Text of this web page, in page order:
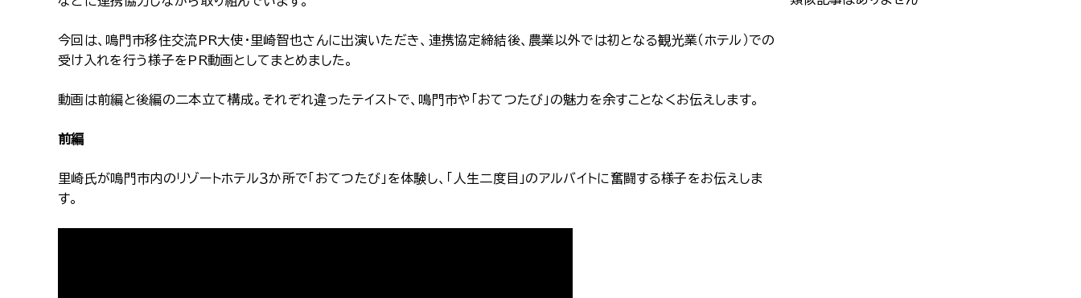
今回は、鳴門市移住交流PR大使・里崎智也さんに出演いただき、連携協定締結後、農業以外では初となる観光業（ホテル）での
受け入れを行う様子をPR動画としてまとめました。
動画は前編と後編の二本立て構成。それぞれ違ったテイストで、鳴門市や「おてつたび」の魅力を余すことなくお伝えします。
前編
里崎氏が鳴門市内のリゾートホテル３か所で「おてつたび」を体験し、「人生二度目」のアルバイトに奮闘する様子をお伝えしま
す。